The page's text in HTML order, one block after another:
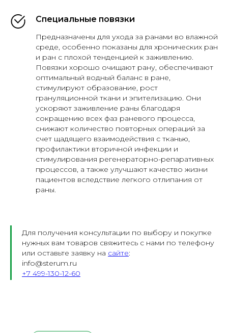
Специальные повязки
Предназначены для ухода за ранами во влажной
среде, особенно показаны для хронических ран
и ран с плохой тенденцией к заживлению.
Повязки хорошо очищают рану, обеспечивают
оптимальный водный баланс в ране,
стимулируют образование, рост
грануляционной ткани и эпителизацию. Они
ускоряют заживление раны благодаря
сокращению всех фаз раневого процесса,
снижают количество повторных операций за
счет щадящего взаимодействия с тканью,
профилактики вторичной инфекции и
стимулирования регенераторно-репаративных
процессов, а также улучшают качество жизни
пациентов вследствие легкого отлипания от
раны.
Для получения консультации по выбору и покупке
нужных вам товаров свяжитесь с нами по телефону
или оставьте заявку на сайте:
info@sterum.ru
+7 499-130-12-60